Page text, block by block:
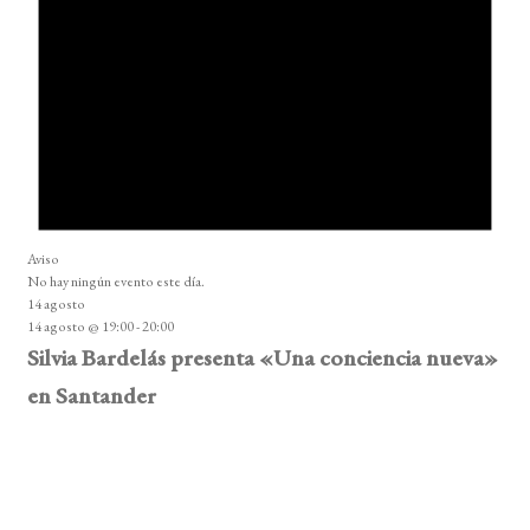
Aviso
No hay ningún evento este día.
14 agosto
14 agosto @ 19:00-20:00
Silvia Bardelás presenta «Una conciencia nueva»
en Santander